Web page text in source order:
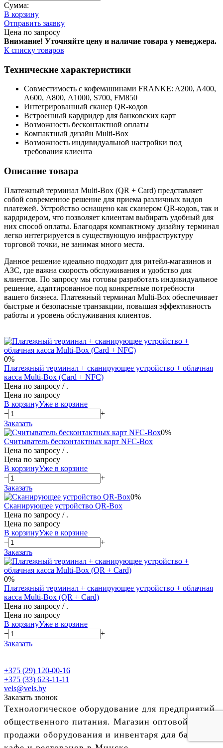
Сумма:
В корзину
Отправить заявку
Цена по запросу
Внимание! Уточняйте цену и наличие товара у менеджера.
К списку товаров
Технические характеристики
Совместимость с кофемашинами FRANKE: A200, A400,
А600, А800, A1000, S700, FM850
Интегрированный сканер QR-кодов
Встроенный кардридер для банковских карт
Возможность бесконтактной оплаты
Компактный дизайн Multi-Box
Возможность индивидуальной настройки под
требования клиента
Описание товара
Платежный терминал Multi-Box (QR + Card) представляет
собой современное решение для приема различных видов
платежей. Устройство оснащено как сканером QR-кодов, так и
кардридером, что позволяет клиентам выбирать удобный для
них способ оплаты. Благодаря компактному дизайну терминал
легко интегрируется в существующую инфраструктуру
торговой точки, не занимая много места.
Данное решение идеально подходит для ритейл-магазинов и
АЗС, где важна скорость обслуживания и удобство для
клиентов. По запросу мы готовы разработать индивидуальное
решение, адаптированное под конкретные потребности
вашего бизнеса. Платежный терминал Multi-Box обеспечивает
быстрые и безопасные транзакции, повышая эффективность
работы и уровень обслуживания клиентов.
0%
Платежный терминал + сканирующее устройство + облачная
касса Multi-Box (Card + NFC)
Цена по запросу / .
Цена по запросу
В корзинуУже в корзине
−
+
Заказать
0%
Считыватель бесконтактных карт NFC-Box
Цена по запросу / .
Цена по запросу
В корзинуУже в корзине
−
+
Заказать
0%
Сканирующее устройство QR-Box
Цена по запросу / .
Цена по запросу
В корзинуУже в корзине
−
+
Заказать
0%
Платежный терминал + сканирующее устройство + облачная
касса Multi-Box (QR + Card)
Цена по запросу / .
Цена по запросу
В корзинуУже в корзине
−
+
Заказать
+375 (29) 120-00-16
+375 (33) 623-11-11
vels@vels.by
Заказать звонок
Технологическое оборудование для предприятий
общественного питания. Магазин оптовой
продажи оборудования и инвентаря для баров,